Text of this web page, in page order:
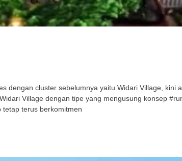
dengan cluster sebelumnya yaitu Widari Village, kini
Village dengan tipe yang mengusung konsep
tetap terus berkomitmen